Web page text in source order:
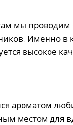
мы
Именно
высокое
ароматом
местом для